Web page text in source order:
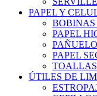
PAPEL Y
PAPEL
PAPEL
ÚTILES DE